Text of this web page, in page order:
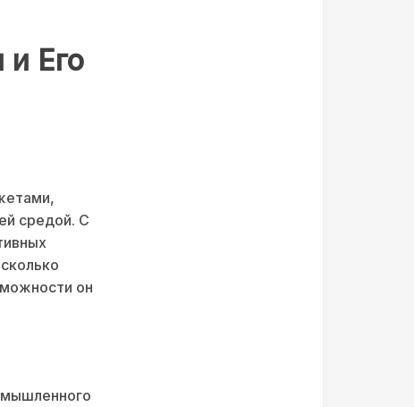
Его
средой. С
он